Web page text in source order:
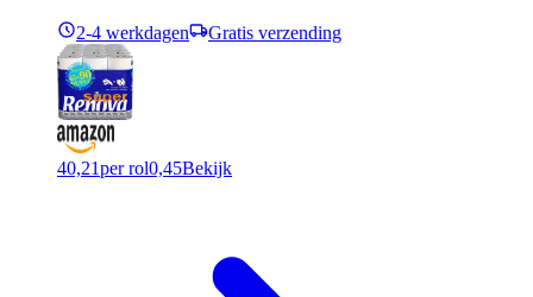
2-4 werkdagen Gratis verzending
40,21per rol0,45Bekijk